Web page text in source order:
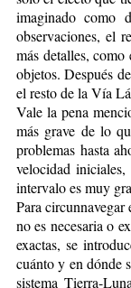
imaginado como
observaciones, el
más detalles,
objetos. Después
el resto de la Vía
Vale la pena
más grave de lo
problemas hasta
velocidad
intervalo es muy
Para circunnavegar
no es necesaria o
exactas, se
cuánto y en dónde
sistema Tierra-